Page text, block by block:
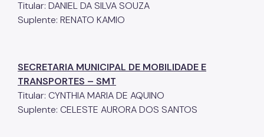
Notícias
Titular: DANIEL DA SILVA SOUZA
Suplente: RENATO KAMIO
SECRETARIA MUNICIPAL DE MOBILIDADE E
TRANSPORTES – SMT
Titular: CYNTHIA MARIA DE AQUINO
Suplente: CELESTE AURORA DOS SANTOS